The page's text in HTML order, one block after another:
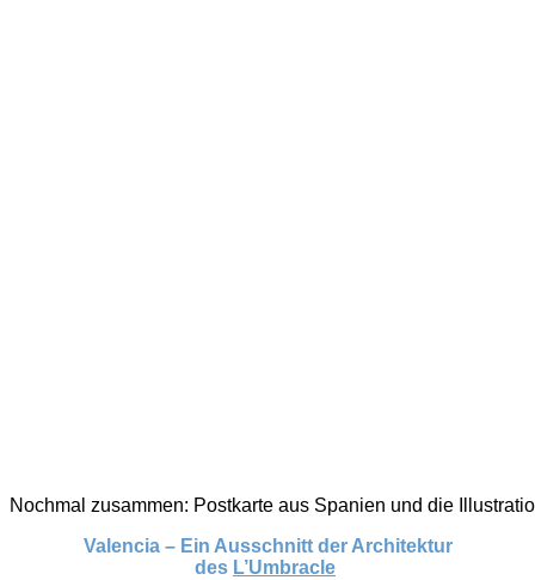
Nochmal zusammen: Postkarte aus Spanien und die
Valencia – Ein Ausschnitt der Architektur
des L’Umbracle